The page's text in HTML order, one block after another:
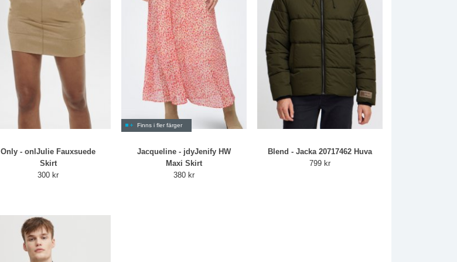
Only - onlJulie Fauxsuede
Skirt
300 kr
Finns i fler färger
Jacqueline - jdyJenify HW
Maxi Skirt
380 kr
Blend - Jacka 20717462 Huva
799 kr